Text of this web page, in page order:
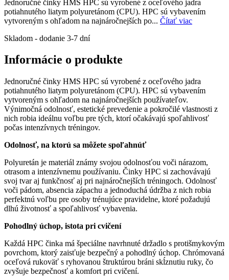
Jednoručné činky HMS HPC sú vyrobené z oceľového jadra
potiahnutého liatym polyuretánom (CPU). HPC sú vybavením
vytvoreným s ohľadom na najnáročnejších po... Čítať viac
Skladom - dodanie 3-7 dní
Informácie o produkte
Jednoručné činky HMS HPC sú vyrobené z oceľového jadra
potiahnutého liatym polyuretánom (CPU). HPC sú vybavením
vytvoreným s ohľadom na najnáročnejších používateľov.
Výnimočná odolnosť, estetické prevedenie a pokročilé vlastnosti z
nich robia ideálnu voľbu pre tých, ktorí očakávajú spoľahlivosť
počas intenzívnych tréningov.
Odolnosť, na ktorú sa môžete spoľahnúť
Polyuretán je materiál známy svojou odolnosťou voči nárazom,
otrasom a intenzívnemu používaniu. Činky HPC si zachovávajú
svoj tvar aj funkčnosť aj pri najnáročnejších tréningoch. Odolnosť
voči pádom, absencia zápachu a jednoduchá údržba z nich robia
perfektnú voľbu pre osoby trénujúce pravidelne, ktoré požadujú
dlhú životnosť a spoľahlivosť vybavenia.
Pohodlný úchop, istota pri cvičení
Každá HPC činka má špeciálne navrhnuté držadlo s protišmykovým
povrchom, ktorý zaisťuje bezpečný a pohodlný úchop. Chrómovaná
oceľová rukoväť s ryhovanou štruktúrou bráni skĺznutiu ruky, čo
zvyšuje bezpečnosť a komfort pri cvičení.